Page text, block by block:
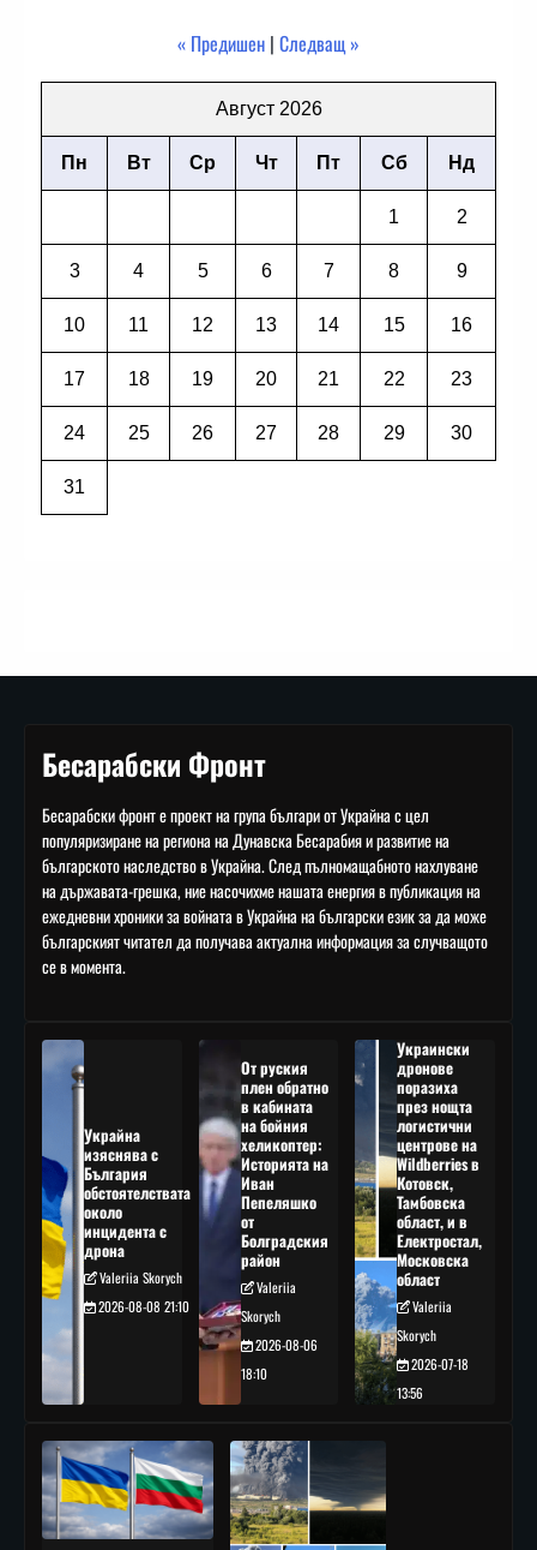
« Предишен | Следващ »
Август 2026
Пн Вт Ср Чт Пт Сб Нд
1 2
3 4 5 6 7 8 9
10 11 12 13 14 15 16
17 18 19 20 21 22 23
24 25 26 27 28 29 30
31
Бесарабски Фронт
Бесарабски фронт е проект на група българи от Украйна с цел
популяризиране на региона на Дунавска Бесарабия и развитие на
българското наследство в Украйна. След пълномащабното нахлуване
на държавата-грешка, ние насочихме нашата енергия в публикация на
ежедневни хроники за войната в Украйна на български език за да може
българският читател да получава актуална информация за случващото
се в момента.
Украйна
изяснява с
България
обстоятелствата
около
инцидента с
дрона
Valeriia Skorych
2026-08-08 21:10
От руския
плен обратно
в кабината
на бойния
хеликоптер:
Историята на
Иван
Пепеляшко
от
Болградския
район
Valeriia
Skorych
2026-08-06
18:10
Украински
дронове
поразиха
през нощта
логистични
центрове на
Wildberries в
Котовск,
Тамбовска
област, и в
Електростал,
Московска
област
Valeriia
Skorych
2026-07-18
13:56